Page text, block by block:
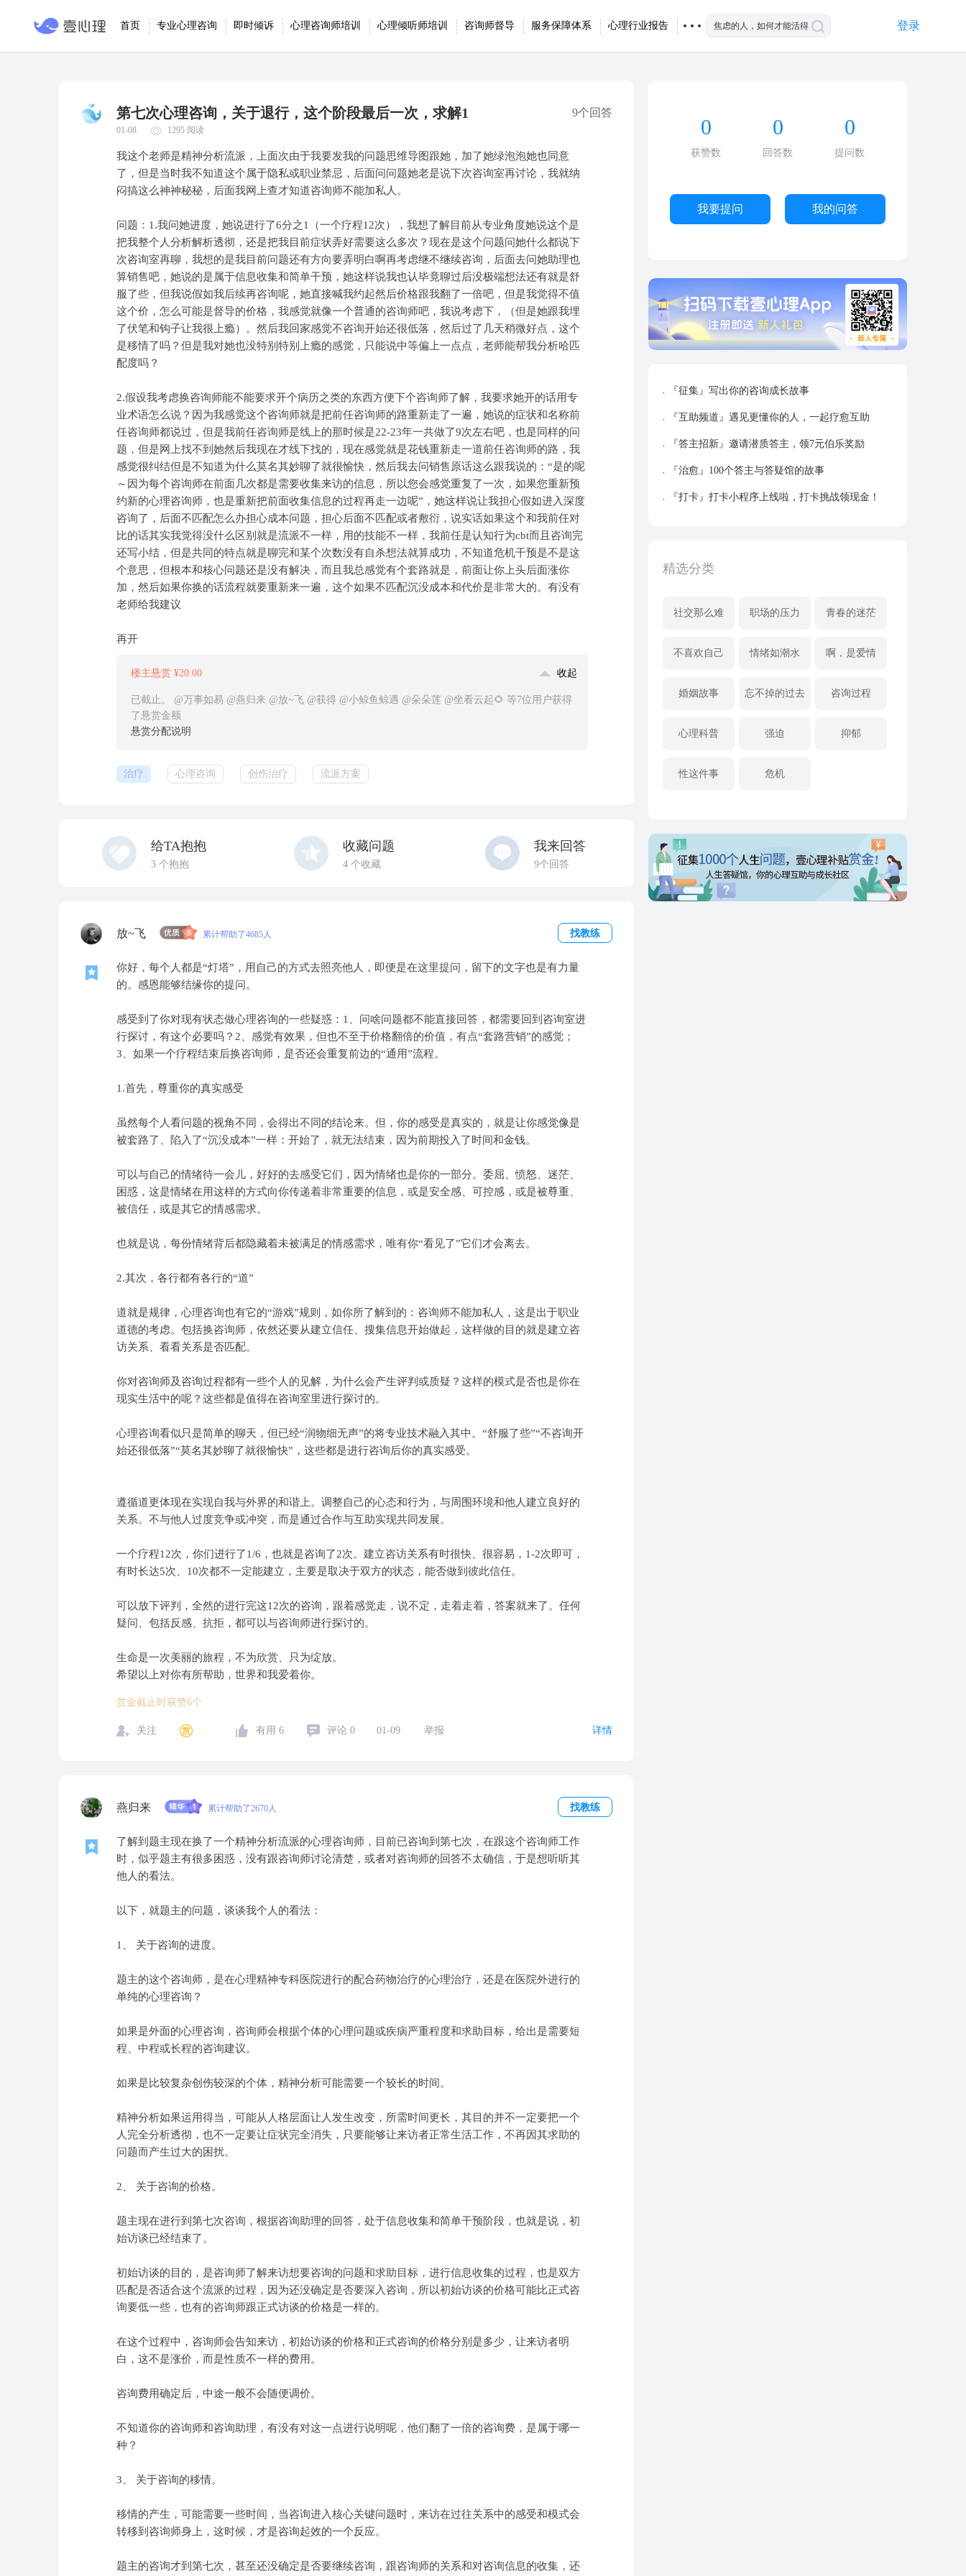
首页 专业心理咨询 即时倾诉 心理咨询师培训 心理倾听师培训 咨询师督导 服务保障体系 心理行业报告 登录
第七次心理咨询，关于退行，这个阶段最后一次，求解1 9个回答
01-08 1295 阅读
我这个老师是精神分析流派，上面次由于我要发我的问题思维导图跟她，加了她绿泡泡她也同意
了，但是当时我不知道这个属于隐私或职业禁忌，后面问问题她老是说下次咨询室再讨论，我就纳
闷搞这么神神秘秘，后面我网上查才知道咨询师不能加私人。
问题：1.我问她进度，她说进行了6分之1（一个疗程12次），我想了解目前从专业角度她说这个是
把我整个人分析解析透彻，还是把我目前症状弄好需要这么多次？现在是这个问题问她什么都说下
次咨询室再聊，我想的是我目前问题还有方向要弄明白啊再考虑继不继续咨询，后面去问她助理也
算销售吧，她说的是属于信息收集和简单干预，她这样说我也认毕竟聊过后没极端想法还有就是舒
服了些，但我说假如我后续再咨询呢，她直接喊我约起然后价格跟我翻了一倍吧，但是我觉得不值
这个价，怎么可能是督导的价格，我感觉就像一个普通的咨询师吧，我说考虑下，（但是她跟我埋
了伏笔和钩子让我很上瘾）。然后我回家感觉不咨询开始还很低落，然后过了几天稍微好点，这个
是移情了吗？但是我对她也没特别特别上瘾的感觉，只能说中等偏上一点点，老师能帮我分析哈匹
配度吗？
2.假设我考虑换咨询师能不能要求开个病历之类的东西方便下个咨询师了解，我要求她开的话用专
业术语怎么说？因为我感觉这个咨询师就是把前任咨询师的路重新走了一遍，她说的症状和名称前
任咨询师都说过，但是我前任咨询师是线上的那时候是22-23年一共做了9次左右吧，也是同样的问
题，但是网上找不到她然后我现在才线下找的，现在感觉就是花钱重新走一道前任咨询师的路，我
感觉很纠结但是不知道为什么莫名其妙聊了就很愉快，然后我去问销售原话这么跟我说的：“是的呢
～因为每个咨询师在前面几次都是需要收集来访的信息，所以您会感觉重复了一次，如果您重新预
约新的心理咨询师，也是重新把前面收集信息的过程再走一边呢”，她这样说让我担心假如进入深度
咨询了，后面不匹配怎么办担心成本问题，担心后面不匹配或者敷衍，说实话如果这个和我前任对
比的话其实我觉得没什么区别就是流派不一样，用的技能不一样，我前任是认知行为cbt而且咨询完
还写小结，但是共同的特点就是聊完和某个次数没有自杀想法就算成功，不知道危机干预是不是这
个意思，但根本和核心问题还是没有解决，而且我总感觉有个套路就是，前面让你上头后面涨你
加，然后如果你换的话流程就要重新来一遍，这个如果不匹配沉没成本和代价是非常大的。有没有
老师给我建议
再开
楼主悬赏 ¥20.00 收起
已截止。 @万事如易 @燕归来 @放~飞 @获得 @小鲸鱼鲸遇 @朵朵莲 @坐看云起🌻 等7位用户获得
了悬赏金额
悬赏分配说明
治疗 心理咨询 创伤治疗 流派方案
给TA抱抱
3 个抱抱
收藏问题
4个收藏
我来回答
9个回答
放~飞 累计帮助了4685人 找教练
你好，每个人都是“灯塔”，用自己的方式去照亮他人，即便是在这里提问，留下的文字也是有力量
的。感恩能够结缘你的提问。
感受到了你对现有状态做心理咨询的一些疑惑：1、问啥问题都不能直接回答，都需要回到咨询室进
行探讨，有这个必要吗？2、感觉有效果，但也不至于价格翻倍的价值，有点“套路营销”的感觉；
3、如果一个疗程结束后换咨询师，是否还会重复前边的“通用”流程。
1.首先，尊重你的真实感受
虽然每个人看问题的视角不同，会得出不同的结论来。但，你的感受是真实的，就是让你感觉像是
被套路了、陷入了“沉没成本”一样：开始了，就无法结束，因为前期投入了时间和金钱。
可以与自己的情绪待一会儿，好好的去感受它们，因为情绪也是你的一部分。委屈、愤怒、迷茫、
困惑，这是情绪在用这样的方式向你传递着非常重要的信息，或是安全感、可控感，或是被尊重、
被信任，或是其它的情感需求。
也就是说，每份情绪背后都隐藏着未被满足的情感需求，唯有你“看见了”它们才会离去。
2.其次，各行都有各行的“道”
道就是规律，心理咨询也有它的“游戏”规则，如你所了解到的：咨询师不能加私人，这是出于职业
道德的考虑。包括换咨询师，依然还要从建立信任、搜集信息开始做起，这样做的目的就是建立咨
访关系、看看关系是否匹配。
你对咨询师及咨询过程都有一些个人的见解，为什么会产生评判或质疑？这样的模式是否也是你在
现实生活中的呢？这些都是值得在咨询室里进行探讨的。
心理咨询看似只是简单的聊天，但已经“润物细无声”的将专业技术融入其中。“舒服了些”“不咨询开
始还很低落”“莫名其妙聊了就很愉快”，这些都是进行咨询后你的真实感受。
遵循道更体现在实现自我与外界的和谐上。调整自己的心态和行为，与周围环境和他人建立良好的
关系。不与他人过度竞争或冲突，而是通过合作与互助实现共同发展。
一个疗程12次，你们进行了1/6，也就是咨询了2次。建立咨访关系有时很快、很容易，1-2次即可，
有时长达5次、10次都不一定能建立，主要是取决于双方的状态，能否做到彼此信任。
可以放下评判，全然的进行完这12次的咨询，跟着感觉走，说不定，走着走着，答案就来了。任何
疑问、包括反感、抗拒，都可以与咨询师进行探讨的。
生命是一次美丽的旅程，不为欣赏、只为绽放。
希望以上对你有所帮助，世界和我爱着你。
赏金截止时获赞6个
关注 有用 6 评论 0 01-09 举报 详情
燕归来 累计帮助了2670人 找教练
了解到题主现在换了一个精神分析流派的心理咨询师，目前已咨询到第七次，在跟这个咨询师工作
时，似乎题主有很多困惑，没有跟咨询师讨论清楚，或者对咨询师的回答不太确信，于是想听听其
他人的看法。
以下，就题主的问题，谈谈我个人的看法：
1、 关于咨询的进度。
题主的这个咨询师，是在心理精神专科医院进行的配合药物治疗的心理治疗，还是在医院外进行的
单纯的心理咨询？
如果是外面的心理咨询，咨询师会根据个体的心理问题或疾病严重程度和求助目标，给出是需要短
程、中程或长程的咨询建议。
如果是比较复杂创伤较深的个体，精神分析可能需要一个较长的时间。
精神分析如果运用得当，可能从人格层面让人发生改变，所需时间更长，其目的并不一定要把一个
人完全分析透彻，也不一定要让症状完全消失，只要能够让来访者正常生活工作，不再因其求助的
问题而产生过大的困扰。
2、 关于咨询的价格。
题主现在进行到第七次咨询，根据咨询助理的回答，处于信息收集和简单干预阶段，也就是说，初
始访谈已经结束了。
初始访谈的目的，是咨询师了解来访想要咨询的问题和求助目标，进行信息收集的过程，也是双方
匹配是否适合这个流派的过程，因为还没确定是否要深入咨询，所以初始访谈的价格可能比正式咨
询要低一些，也有的咨询师跟正式访谈的价格是一样的。
在这个过程中，咨询师会告知来访，初始访谈的价格和正式咨询的价格分别是多少，让来访者明
白，这不是涨价，而是性质不一样的费用。
咨询费用确定后，中途一般不会随便调价。
不知道你的咨询师和咨询助理，有没有对这一点进行说明呢，他们翻了一倍的咨询费，是属于哪一
种？
3、 关于咨询的移情。
移情的产生，可能需要一些时间，当咨询进入核心关键问题时，来访在过往关系中的感受和模式会
转移到咨询师身上，这时候，才是咨询起效的一个反应。
题主的咨询才到第七次，甚至还没确定是否要继续咨询，跟咨询师的关系和对咨询信息的收集，还
0
获赞数
0
回答数
0
提问数
我要提问 我的问答
『征集』写出你的咨询成长故事
『互助频道』遇见更懂你的人，一起疗愈互助
『答主招新』邀请潜质答主，领7元伯乐奖励
『治愈』100个答主与答疑馆的故事
『打卡』打卡小程序上线啦，打卡挑战领现金！
精选分类
社交那么难 职场的压力 青春的迷茫
不喜欢自己 情绪如潮水 啊，是爱情
婚姻故事 忘不掉的过去 咨询过程
心理科普 强迫 抑郁
性这件事 危机